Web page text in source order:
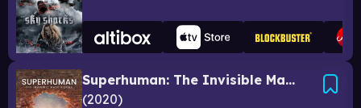
Superhuman: The Invisible Made Visible
2020